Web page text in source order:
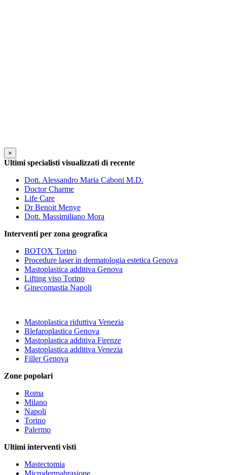
×
Ultimi specialisti visualizzati di recente
Dott. Alessandro Maria Caboni M.D.
Doctor Charme
Life Care
Dr Benoit Menye
Dott. Massimiliano Mora
Interventi per zona geografica
BOTOX Torino
Procedure laser in dermatologia estetica Genova
Mastoplastica additiva Genova
Lifting viso Torino
Ginecomastia Napoli
Mastoplastica riduttiva Venezia
Blefaroplastica Genova
Mastoplastica additiva Firenze
Mastoplastica additiva Venezia
Filler Genova
Zone popolari
Roma
Milano
Napoli
Torino
Palermo
Ultimi interventi visti
Mastectomia